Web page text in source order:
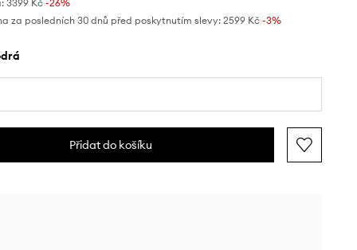
3399 Kč-26%
za posledních 30 dnů před poskytnutím slevy: 2599 Kč -3%
Přidat do košíku